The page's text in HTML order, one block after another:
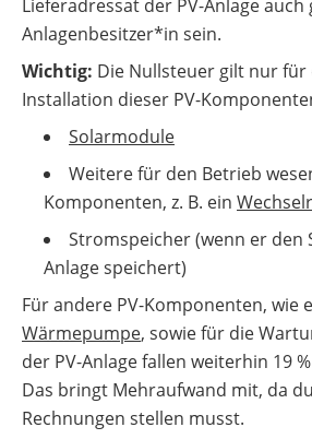
Lieferadressat der PV-Anlage
Anlagenbesitzer*in sein.
Wichtig: Die Nullsteuer gilt nur für
Installation dieser PV-
Solarmodule
Weitere für den Betrieb
Komponenten, z. B. ein
Stromspeicher (wenn er den
Anlage speichert)
Für andere PV-Komponenten, wie
Wärmepumpe, sowie für die
der PV-Anlage fallen weiterhin 19
Das bringt Mehraufwand mit, da
Rechnungen stellen musst.